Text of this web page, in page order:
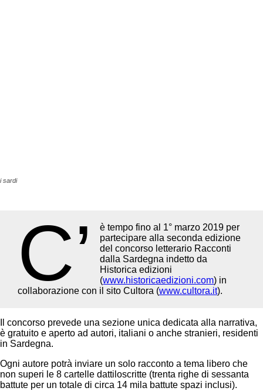
sardi
C’
è tempo fino al 1° marzo 2019 per
partecipare alla seconda edizione
del concorso letterario Racconti
dalla Sardegna indetto da
Historica edizioni
(www.historicaedizioni.com) in
collaborazione con il sito Cultora (www.cultora.it).
Il concorso prevede una sezione unica dedicata alla narrativa,
è gratuito e aperto ad autori, italiani o anche stranieri, residenti
in Sardegna.
Ogni autore potrà inviare un solo racconto a tema libero che
non superi le 8 cartelle dattiloscritte (trenta righe di sessanta
battute per un totale di circa 14 mila battute spazi inclusi).